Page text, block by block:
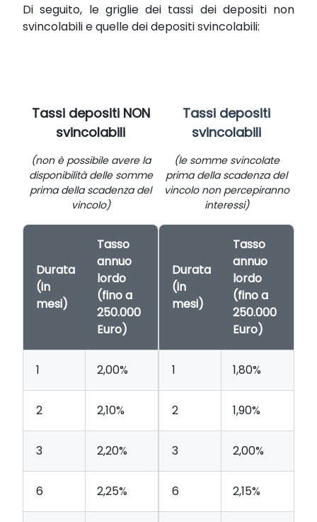
Di seguito, le griglie dei tassi dei depositi non
svincolabili e quelle dei depositi svincolabili:
Tassi depositi NON
svincolabili
(non è possibile avere la
disponibilità delle somme
prima della scadenza del
vincolo)
Durata
(in
mesi)
Tasso
annuo
lordo
(fino a
250.000
Euro)
1 2,00%
2 2,10%
3 2,20%
6 2,25%
Tassi depositi
svincolabili
(le somme svincolate
prima della scadenza del
vincolo non percepiranno
interessi)
Durata
(in
mesi)
Tasso
annuo
lordo
(fino a
250.000
Euro)
1 1,80%
2 1,90%
3 2,00%
6 2,15%